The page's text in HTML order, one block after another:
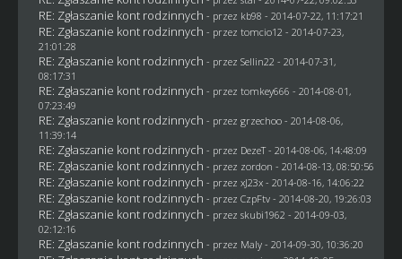
RE: Zgłaszanie kont rodzinnych - przez kb98 - 2014-07-22, 11:17:21
RE: Zgłaszanie kont rodzinnych - przez tomcio12 - 2014-07-23,
21:01:28
RE: Zgłaszanie kont rodzinnych - przez Sellin22 - 2014-07-31,
08:17:31
RE: Zgłaszanie kont rodzinnych - przez tomkey666 - 2014-08-01,
07:23:49
RE: Zgłaszanie kont rodzinnych - przez grzechoo - 2014-08-06,
11:39:14
RE: Zgłaszanie kont rodzinnych - przez DezeT- 2014-08-06, 14:48:09
RE: Zgłaszanie kont rodzinnych - przez zordon - 2014-08-13, 08:50:56
RE: Zgłaszanie kont rodzinnych - przez xJ23x- 2014-08-16, 14:06:22
RE: Zgłaszanie kont rodzinnych - przez CzpFtv- 2014-08-20, 19:26:03
RE: Zgłaszanie kont rodzinnych - przez skubi1962 - 2014-09-03,
02:12:16
RE: Zgłaszanie kont rodzinnych - przez Maly- 2014-09-30, 10:36:20